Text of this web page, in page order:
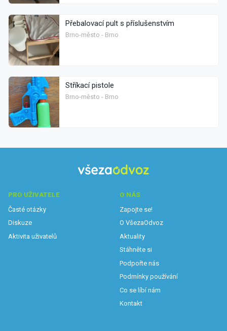
Přebalovací pult s příslušenstvím
Brno-město - Brno
Stříkací pistole
Brno-město - Brno
PRO UŽIVATELE
Časté otázky
Diskuze
Aktivita uživatelů
O NÁS
Zapojte se!
O VšezaOdvoz
Aktuality
Stáhněte si
Podpořte nás
Podmínky používání
Co se líbí nám
Kontakt